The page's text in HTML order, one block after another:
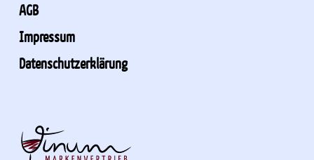
AGB
Impressum
Datenschutzerklärung